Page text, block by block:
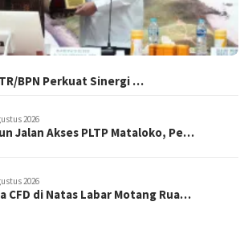
BPN Perkuat Sinergi …
2026
Jalan Akses PLTP Mataloko, Pe…
2026
CFD di Natas Labar Motang Rua…